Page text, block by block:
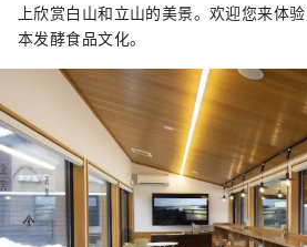
上欣赏白山和立山的美景。欢迎您来体
本发酵食品文化。